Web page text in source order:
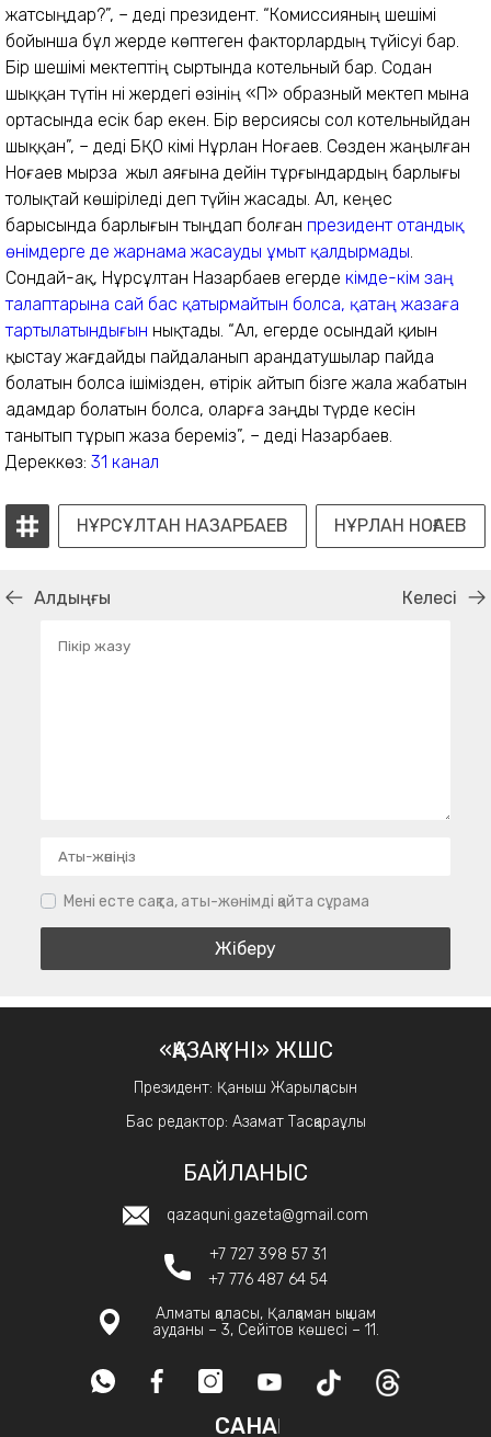
жатсыңдар?”, – деді президент. “Комиссияның шешімі
бойынша бұл жерде көптеген факторлардың түйісуі бар.
Бір шешімі мектептің сыртында котельный бар. Содан
шыққан түтін әні жердегі өзінің «П» образный мектеп мына
ортасында есік бар екен. Бір версиясы сол котельныйдан
шыққан”, – деді БҚО әкімі Нұрлан Ноғаев. Сөзден жаңылған
Ноғаев мырза жыл аяғына дейін тұрғындардың барлығы
толықтай көшіріледі деп түйін жасады. Ал, кеңес
барысында барлығын тыңдап болған президент отандық
өнімдерге де жарнама жасауды ұмыт қалдырмады
Сондай-ақ, Нұрсұлтан Назарбаев егерде кімде-кім заң
талаптарына сай бас қатырмайтын болса, қатаң жазаға
тартылатындығын нықтады. “Ал, егерде осындай қиын
қыстау жағдайды пайдаланып арандатушылар пайда
болатын болса ішімізден, өтірік айтып бізге жала жабатын
адамдар болатын болса, оларға заңды түрде әкесін
танытып тұрып жаза береміз”, – деді Назарбаев.
Дереккөз: 31 канал
НҰРСҰЛТАН НАЗАРБАЕВ НҰРЛАН НОҒАЕВ
Алдыңғы Келесі
Мені есте сақта, аты-жөнімді қайта сұрама
«ҚАЗАҚ ҮНІ» ЖШС
Президент: Қаныш Жарылқасын
Бас редактор: Азамат Тасқараұлы
БАЙЛАНЫС
qazaquni.gazeta@gmail.com
+7 727 398 57 31
+7 776 487 64 54
Алматы қаласы, Қалқаман ықшам
ауданы – 3, Сейітов көшесі – 11.
САНАҚ